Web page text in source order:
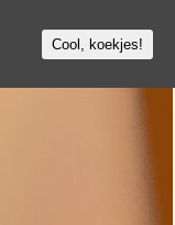
Cool, koekjes!